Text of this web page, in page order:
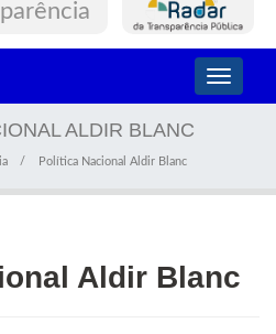
Toggle
ALDIR BLANC
Política Nacional Aldir Blanc
Aldir Blanc